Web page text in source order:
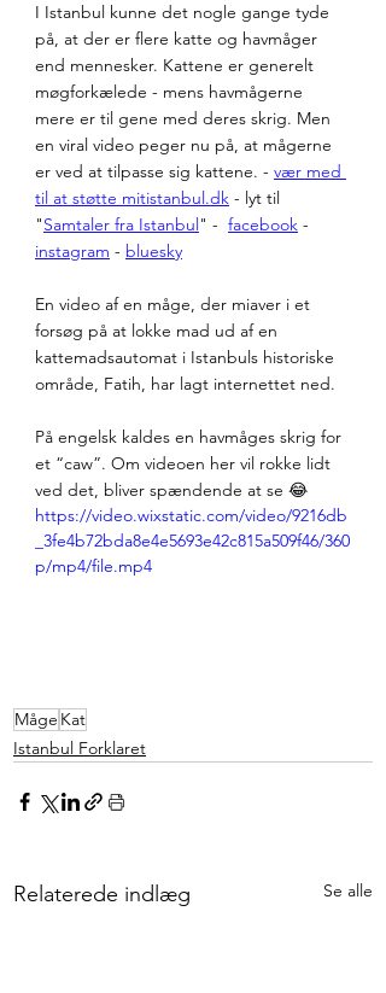
I Istanbul kunne det nogle gange tyde
på, at der er flere katte og havmåger
end mennesker. Kattene er generelt
møgforkælede - mens havmågerne
mere er til gene med deres skrig. Men
en viral video peger nu på, at mågerne
er ved at tilpasse sig kattene. - vær med
til at støtte mitistanbul.dk - lyt til
"Samtaler fra Istanbul " - facebook -
instagram - bluesky
En video af en måge, der miaver i et
forsøg på at lokke mad ud af en
kattemadsautomat i Istanbuls historiske
område, Fatih, har lagt internettet ned.
På engelsk kaldes en havmåges skrig for
et “caw”. Om videoen her vil rokke lidt
ved det, bliver spændende at se 😂
https://video.wixstatic.com/video/9216db
_3fe4b72bda8e4e5693e42c815a509f46/360
p/mp4/file.mp4
Måge Kat
Istanbul Forklaret
Relaterede indlæg Se alle